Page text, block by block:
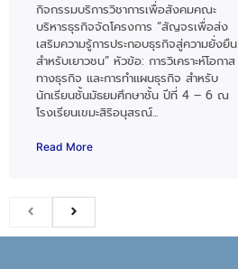
กิจกรรมบริการวิชาการเพื่อสังคมคณะ
บริหารธุรกิจจัดโครงการ “สัญจรเพื่อส่ง
เสริมความรู้การประกอบธุรกิจสู่ความยั่งยืน
สำหรับเยาวชน” หัวข้อ: การวิเคราะห์โอกาส
ทางธุรกิจ และการทำแผนธุรกิจ สำหรับ
นักเรียนชั้นมัธยมศึกษาชั้น ปีที่ 4 – 6 ณ
โรงเรียนเขมะสิริอนุสรณ์...
Read More